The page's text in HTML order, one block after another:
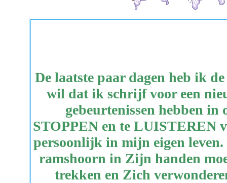
De laatste paar dagen heb ik
wil dat ik schrijf voor een
gebeurtenissen hebben in
STOPPEN en te LUISTEREN
persoonlijk in mijn eigen leven.
ramshoorn in Zijn handen
trekken en Zich